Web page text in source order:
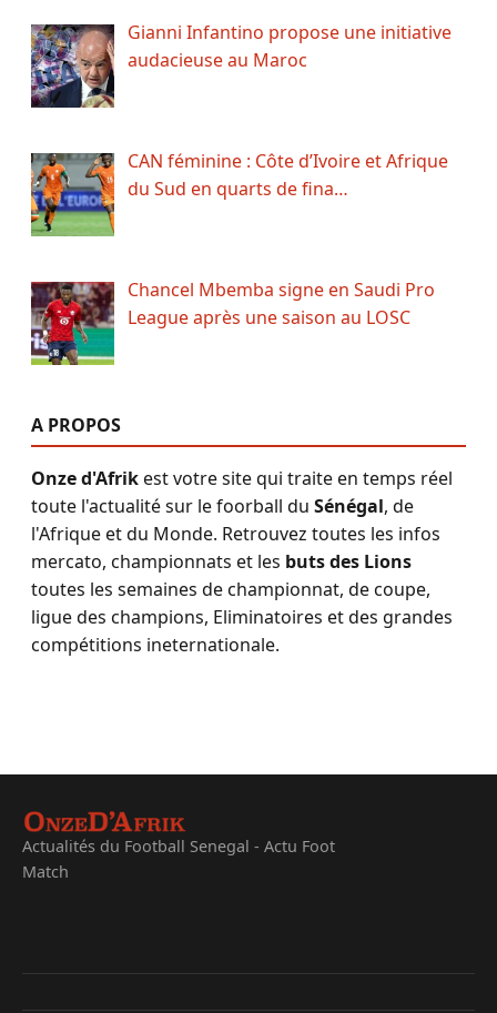
Gianni Infantino propose une initiative
audacieuse au Maroc
CAN féminine : Côte d’Ivoire et Afrique
du Sud en quarts de fina…
Chancel Mbemba signe en Saudi Pro
League après une saison au LOSC
A PROPOS
Onze d'Afrikest votre site qui traite en temps réel
toute l'actualité sur le foorball du Sénégal, de
l'Afrique et du Monde. Retrouvez toutes les infos
mercato, championnats et les buts des Lions
toutes les semaines de championnat, de coupe,
ligue des champions, Eliminatoires et des grandes
compétitions ineternationale.
Actualités du Football Senegal - Actu Foot
Match